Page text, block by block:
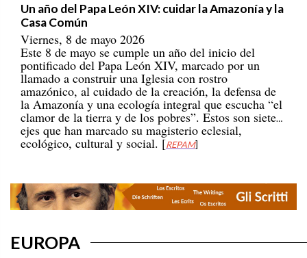
Un año del Papa León XIV: cuidar la Amazonía y la
Casa Común
Viernes, 8 de mayo 2026
Este 8 de mayo se cumple un año del inicio del
pontificado del Papa León XIV, marcado por un
llamado a construir una Iglesia con rostro
amazónico, al cuidado de la creación, la defensa de
la Amazonía y una ecología integral que escucha “el
clamor de la tierra y de los pobres”. Estos son siete
ejes que han marcado su magisterio eclesial,
ecológico, cultural y social. [REPAM]
EUROPA